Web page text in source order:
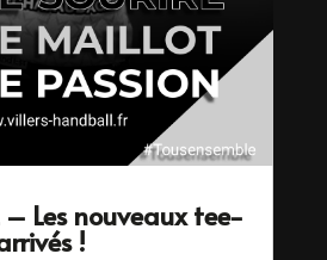
– Les nouveaux tee-
!